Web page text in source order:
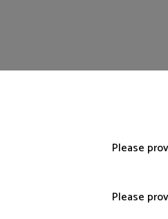
Please
Please